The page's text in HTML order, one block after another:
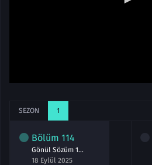
SEZON 1
Bölüm 114
Gönül Sözüm 114.Bölüm izle
18 Eylül 2025